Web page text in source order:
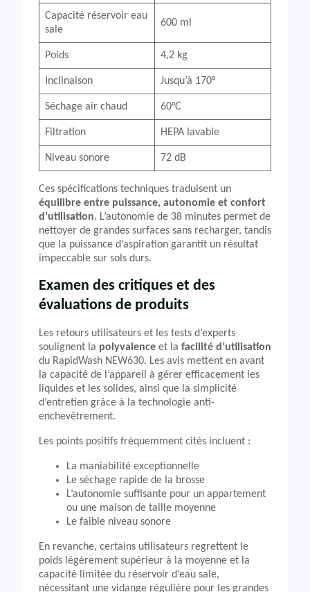
Capacité réservoir eau
sale
600 ml
Poids 4,2 kg
Inclinaison Jusqu’à 170°
Séchage air chaud 60°C
Filtration HEPA lavable
Niveau sonore 72 dB
Ces spécifications techniques traduisent un
équilibre entre puissance, autonomie et confort
d’utilisation. L’autonomie de 38 minutes permet de
nettoyer de grandes surfaces sans recharger, tandis
que la puissance d’aspiration garantit un résultat
impeccable sur sols durs.
Examen des critiques et des
évaluations de produits
Les retours utilisateurs et les tests d’experts
soulignent la polyvalence et la facilité d’utilisation
du RapidWash NEW630. Les avis mettent en avant
la capacité de l’appareil à gérer efficacement les
liquides et les solides, ainsi que la simplicité
d’entretien grâce à la technologie anti-
enchevêtrement.
Les points positifs fréquemment cités incluent :
La maniabilité exceptionnelle
Le séchage rapide de la brosse
L’autonomie suffisante pour un appartement
ou une maison de taille moyenne
Le faible niveau sonore
En revanche, certains utilisateurs regrettent le
poids légèrement supérieur à la moyenne et la
capacité limitée du réservoir d’eau sale,
nécessitant une vidange régulière pour les grandes